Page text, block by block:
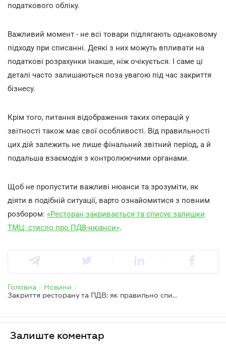
податкового обліку.
Важливий момент - не всі товари підлягають однаковому
підходу при списанні. Деякі з них можуть впливати на
податкові розрахунки інакше, ніж очікується. І саме ці
деталі часто залишаються поза увагою під час закриття
бізнесу.
Крім того, питання відображення таких операцій у
звітності також має свої особливості. Від правильності
цих дій залежить не лише фінальний звітний період, а й
подальша взаємодія з контролюючими органами.
Щоб не пропустити важливі нюанси та зрозуміти, як
діяти в подібній ситуації, варто ознайомитися з повним
розбором: «Ресторан закривається та списує залишки
ТМЦ: стисло про ПДВ-нюанси».
Головна / Новини /
Закриття ресторану та ПДВ: як правильно списати залишки товарів
Залиште коментар